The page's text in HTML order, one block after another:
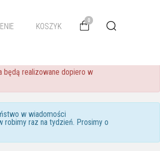
KOSZYK
0
będą realizowane dopiero w
w wiadomości
robimy raz na tydzień. Prosimy o